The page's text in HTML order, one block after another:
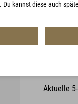
LIG
Aktuelle
. Du kannst diese auch